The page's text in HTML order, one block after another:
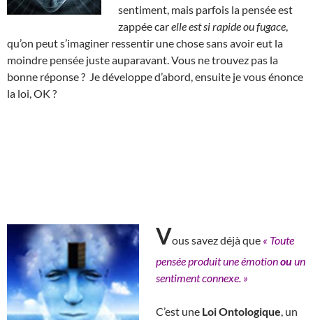
sentiment, mais parfois la pensée est
zappée carelle est si rapide ou fugace
qu’on peut s’imaginer ressentir une chose sans avoir eut la
moindre pensée juste auparavant. Vous ne trouvez pas la
bonne réponse ? Je développe d’abord, ensuite je vous énonce
la loi, OK ?
Vous savez déjà que « Toute
pensée produit une émotionouun
sentiment connexe. »
C’est une Loi Ontologique , un